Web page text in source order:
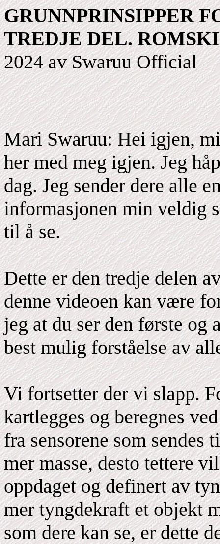
GRUNNPRINSIPPER
TREDJE DEL.
2024 av Swaruu Official
Mari Swaruu: Hei igjen,
her med meg igjen. Jeg
dag. Jeg sender dere alle
informasjonen min veldig
til å se.
Dette er den tredje delen
denne videoen kan være
jeg at du ser den første og
best mulig forståelse av
Vi fortsetter der vi slapp.
kartlegges og beregnes
fra sensorene som sendes
mer masse, desto tettere
oppdaget og definert av
mer tyngdekraft et objekt
som dere kan se, er dette